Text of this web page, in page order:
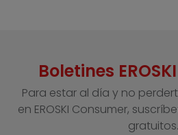
Boletines
Para estar al día y no
en EROSKI Consumer,
gratuitos.